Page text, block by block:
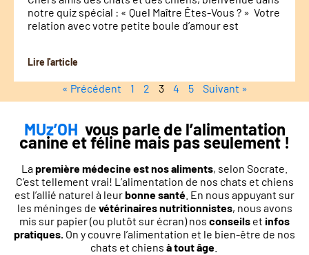
notre quiz spécial : « Quel Maître Êtes-Vous ? » Votre
relation avec votre petite boule d’amour est
Lire l'article
« Précédent 1 2 3 4 5 Suivant »
MUz’OH vous parle de l’alimentation
canine et féline mais pas seulement !
Lapremière médecine est nos aliments, selon Socrate.
C’est tellement vrai! L’alimentation de nos chats et chiens
est l’allié naturel à leurbonne santé . En nous appuyant sur
les méninges de vétérinaires nutritionnistes, nous avons
mis sur papier (ou plutôt sur écran) nos conseils et infos
pratiques. On y couvre l’alimentation et le bien-être de nos
chats et chiens à tout âge.